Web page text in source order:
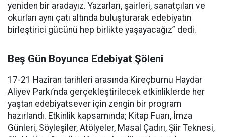
yeniden bir aradayız. Yazarları, şairleri, sanatçıları ve
okurları aynı çatı altında buluşturarak edebiyatın
birleştirici gücünü hep birlikte yaşayacağız” dedi.
Beş Gün Boyunca Edebiyat Şöleni
17-21 Haziran tarihleri arasında Kireçburnu Haydar
Aliyev Parkı’nda gerçekleştirilecek etkinliklerde her
yaştan edebiyatsever için zengin bir program
hazırlandı. Etkinlik kapsamında; Kitap Fuarı, İmza
Günleri, Söyleşiler, Atölyeler, Masal Çadırı, Şiir Teknesi,